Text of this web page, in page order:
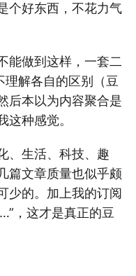
个好东西，不花力气
能做到这样，一套二
解各自的区别（豆
后本以为内容聚合是
这种感觉。
、生活、科技、趣
篇文章质量也似乎颇
少的。加上我的订阅
，这才是真正的豆